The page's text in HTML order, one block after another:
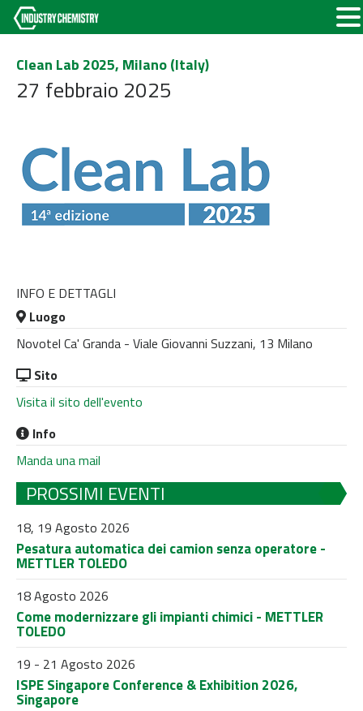
Clean Lab 2025, Milano (Italy)
27 febbraio 2025
INFO E DETTAGLI
Luogo
Novotel Ca' Granda - Viale Giovanni Suzzani, 13 Milano
Sito
Visita il sito dell'evento
Info
Manda una mail
PROSSIMI EVENTI
18, 19 Agosto 2026
Pesatura automatica dei camion senza operatore -
METTLER TOLEDO
18 Agosto 2026
Come modernizzare gli impianti chimici - METTLER
TOLEDO
19 - 21 Agosto 2026
ISPE Singapore Conference & Exhibition 2026,
Singapore